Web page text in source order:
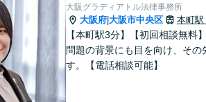
大阪グラディアトル法律事務所
大阪府 大阪市中央区 本町駅
【本町駅3分】【初回相談無料
問題の背景にも目を向け、そ
す。【電話相談可能】